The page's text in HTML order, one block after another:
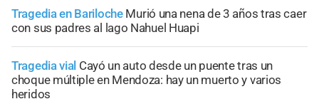
Tragedia en Bariloche Murió una nena de 3 años tras caer
con sus padres al lago Nahuel Huapi
Tragedia vial Cayó un auto desde un puente tras un
choque múltiple en Mendoza: hay un muerto y varios
heridos